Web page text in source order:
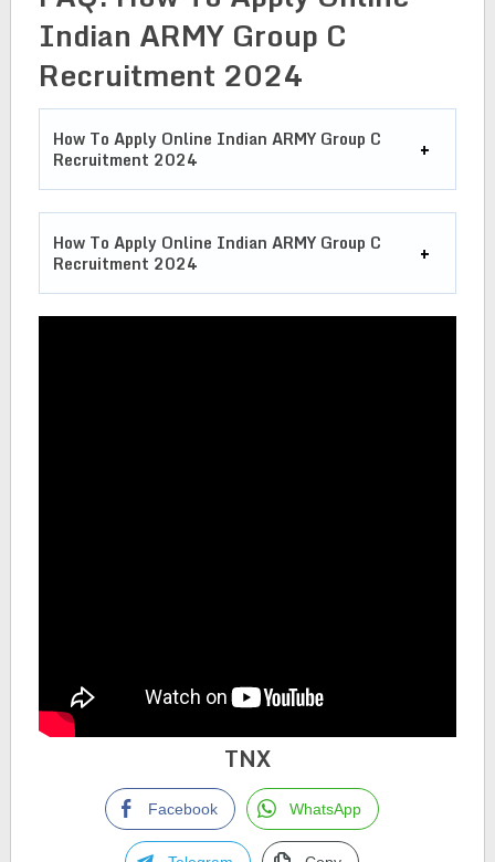
Indian ARMY Group C
Recruitment 2024
How To Apply Online Indian ARMY Group C
Recruitment 2024
How To Apply Online Indian ARMY Group C
Recruitment 2024
TNX
Facebook WhatsApp